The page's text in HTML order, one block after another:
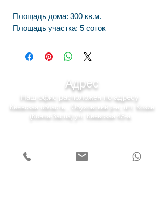
Площадь дома: 300 кв.м.
Площадь участка: 5 соток
Адрес
Наш офис расположен по адресу
Киевская область , Обуховский р-н, пгт. Козин
(Конча-Заспа) ул. Киевская 43-а.